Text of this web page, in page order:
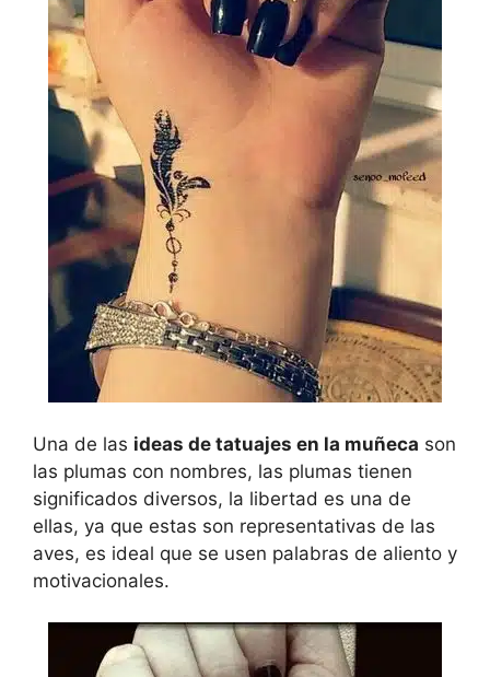
Una de las ideas de tatuajes en la muñeca son
las plumas con nombres, las plumas tienen
significados diversos, la libertad es una de
ellas, ya que estas son representativas de las
aves, es ideal que se usen palabras de aliento y
motivacionales.